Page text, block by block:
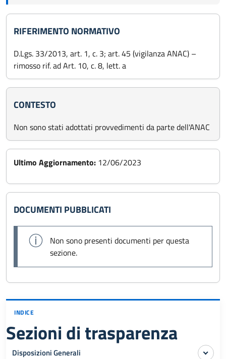
RIFERIMENTO NORMATIVO
D.Lgs. 33/2013, art. 1, c. 3; art. 45 (vigilanza ANAC) –
rimosso rif. ad Art. 10, c. 8, lett. a
CONTESTO
Non sono stati adottati provvedimenti da parte dell'ANAC
Ultimo Aggiornamento: 12/06/2023
DOCUMENTI PUBBLICATI
Non sono presenti documenti per questa
sezione.
INDICE
Sezioni di trasparenza
Disposizioni Generali